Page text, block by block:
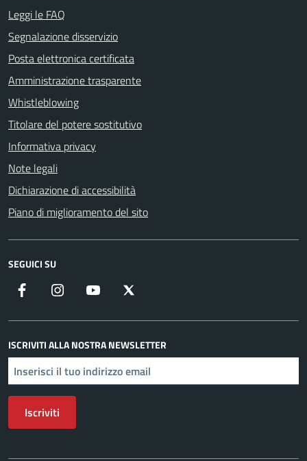
Leggi le FAQ
Segnalazione disservizio
Posta elettronica certificata
Amministrazione trasparente
Whistleblowing
Titolare del potere sostitutivo
Informativa privacy
Note legali
Dichiarazione di accessibilità
Piano di miglioramento del sito
SEGUICI SU
Facebook Instagram YouTube
ISCRIVITI ALLA NOSTRA NEWSLETTER